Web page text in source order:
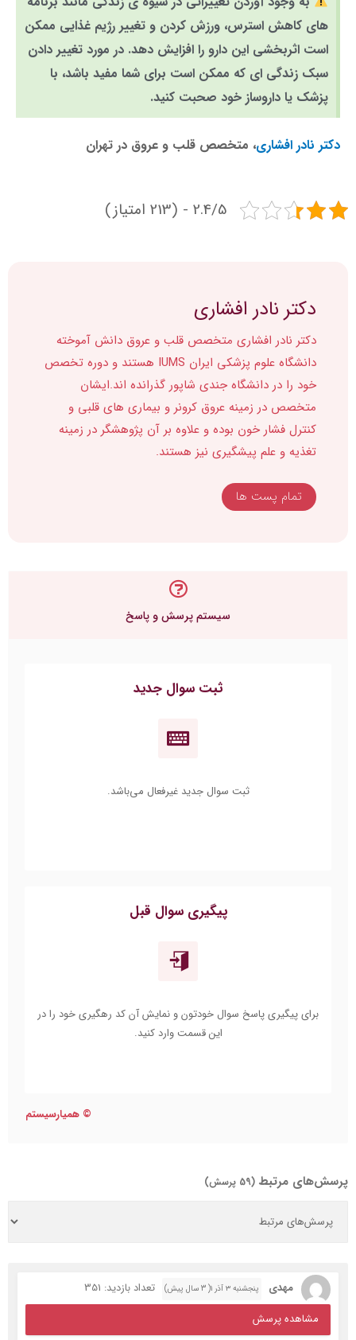
های کاهش استرس، ورزش کردن و تغییر رژیم غذایی ممکن
است اثربخشی این دارو را افزایش دهد. در مورد تغییر دادن
سبک زندگی ای که ممکن است برای شما مفید باشد، با
پزشک یا داروساز خود صحبت کنید.
دکتر نادر افشاری، متخصص قلب و عروق در تهران
2.4/5 - (213 امتیاز)
دکتر نادر افشاری
دکتر نادر افشاری متخصص قلب و عروق دانش آموخته
دانشگاه علوم پزشکی ایران IUMS هستند و دوره تخصص
خود را در دانشگاه جندی شاپور گذرانده اند.ایشان
متخصص در زمینه عروق کرونر و بیماری های قلبی و
کنترل فشار خون بوده و علاوه بر آن پژوهشگر در زمینه
تغذیه و علم پیشگیری نیز هستند.
تمام پست ها
سیستم پرسش و پاسخ
ثبت سوال جدید
ثبت سوال جدید غیرفعال می‌باشد.
پیگیری سوال قبل
برای پیگیری پاسخ سوال خودتون و نمایش آن کد رهگیری خود را در
این قسمت وارد کنید.
© همیارسیستم
پرسش‌های مرتبط (59 پرسش)
مهدی پنجشنبه ۳ آذر ۱( 3 سال پیش)
تعداد بازدید: 351
مشاهده پرسش